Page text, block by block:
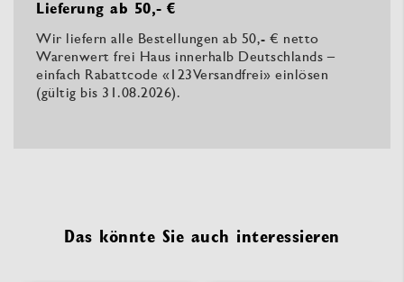
Lieferung ab 50,- €
Wir liefern alle Bestellungen ab 50,- € netto
Warenwert frei Haus innerhalb Deutschlands –
einfach Rabattcode «123Versandfrei» einlösen
(gültig bis 31.08.2026).
Das könnte Sie auch interessieren